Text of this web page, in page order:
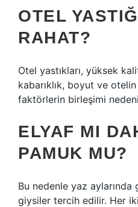
OTEL
RAHAT?
Otel yastıkları, yüksek
kabarıklık, boyut ve
faktörlerin birleşimi
ELYAF MI
PAMUK MU?
Bu nedenle yaz aylarında
giysiler tercih edilir. Her